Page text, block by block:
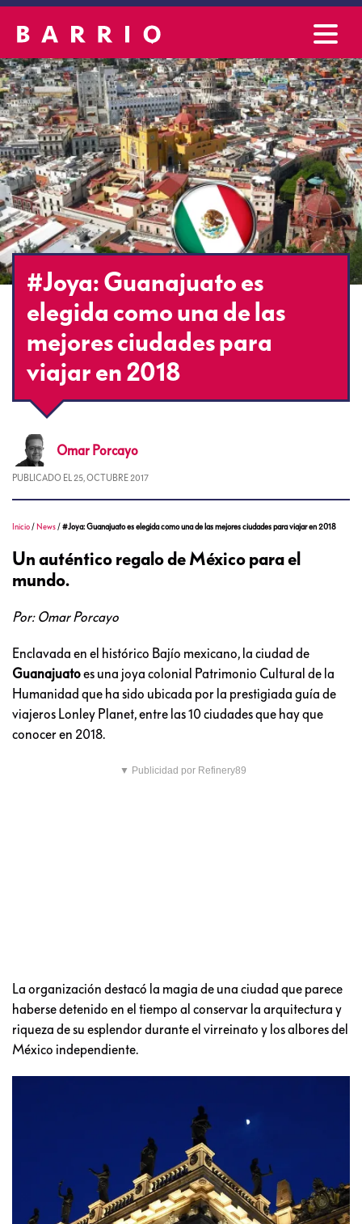
#Joya: Guanajuato es
elegida como una de las
mejores ciudades para
viajar en 2018
Omar Porcayo
PUBLICADO EL 25, OCTUBRE 2017
Inicio / News /#Joya: Guanajuato es elegida como una de las mejores ciudades para viajar en 2018
Un auténtico regalo de México para el
mundo.
Por: Omar Porcayo
Enclavada en el histórico Bajío mexicano, la ciudad de
Guanajuatoes una joya colonial Patrimonio Cultural de la
Humanidad que ha sido ubicada por la prestigiada guía de
viajeros Lonley Planet, entre las 10 ciudades que hay que
conocer en 2018.
▼ Publicidad por Refinery89
La organización destacó la magia de una ciudad que parece
haberse detenido en el tiempo al conservar la arquitectura y
riqueza de su esplendor durante el virreinato y los albores del
México independiente.